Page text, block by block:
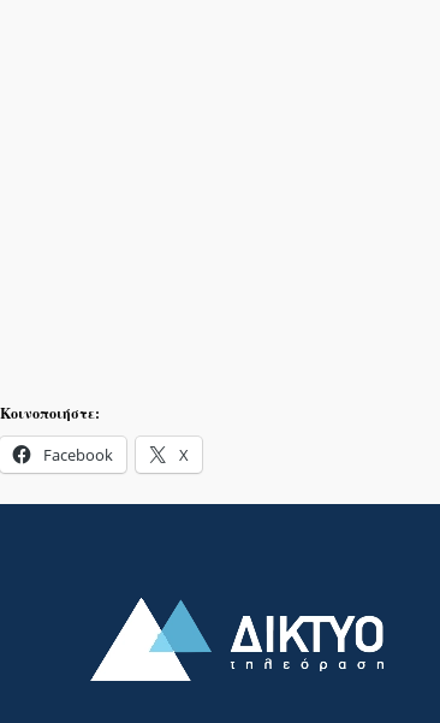
Κοινοποιήστε:
Facebook X